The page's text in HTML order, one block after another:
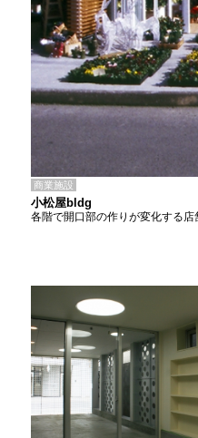
商業施設
小松屋bldg
各階で開口部の作りが変化する店